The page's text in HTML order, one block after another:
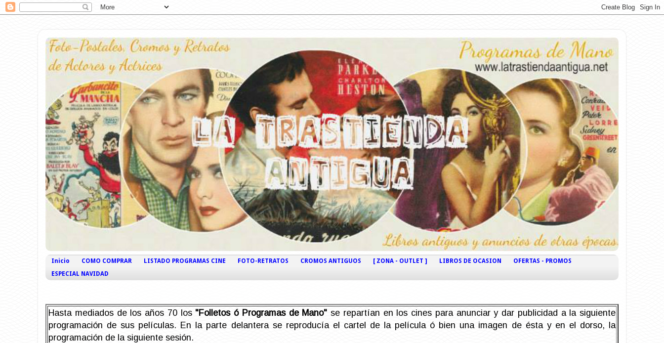
Inicio COMO COMPRAR LISTADO PROGRAMAS CINE FOTO-RETRATOS CROMOS ANTIGUOS [ ZONA - OUTLET ] LIBROS DE OCASION
OFERTAS - PROMOS
ESPECIAL NAVIDAD
Hasta mediados de los años 70 los "Folletos ó Programas de Mano" se repartían en los cines para anunciar y dar publicidad a la siguiente
programación de sus películas. En la parte delantera se reproducía el cartel de la película ó bien una imagen de ésta y en el dorso, la
programación de la siguiente sesión.